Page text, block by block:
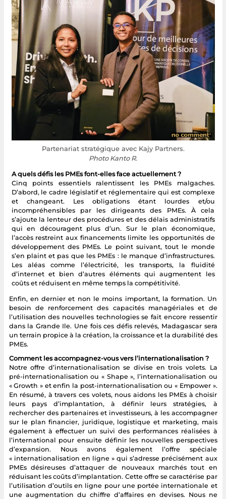
Partenariat stratégique avec Kajy Partners.
Photo Kanto R.
A quels défis les PMEs font-elles face actuellement ?
Cinq points essentiels ralentissent les PMEs malgaches.
D’abord, le cadre législatif et réglementaire qui est complexe
et changeant. Les obligations étant lourdes et/ou
incompréhensibles par les dirigeants des PMEs. À cela
s’ajoute la lenteur des procédures et des délais administratifs
qui en découragent plus d’un. Sur le plan économique,
l’accès restreint aux financements limite les opportunités de
développement des PMEs. Le point suivant, tout le monde
s’en plaint et pas que les PMEs : le manque d’infrastructures.
Les aléas comme l’électricité, les transports, la fluidité
d’internet et bien d’autres éléments qui augmentent les
coûts et réduisent en même temps la compétitivité.
Enfin, en dernier et non le moins important, la formation. Un
besoin de renforcement des capacités managériales et de
l’utilisation des nouvelles technologies se fait encore ressentir
dans la Grande Ile. Une fois ces défis relevés, Madagascar sera
un terrain propice à la création, la croissance et la durabilité des
PMEs.
Comment les accompagnez-vous vers l’internationalisation ?
Notre offre d’internationalisation se divise en trois volets. La
pré-internationalisation ou « Shape », l’internationalisation ou
« Growth » et enfin la post-internationalisation ou « Empower ».
En résumé, à travers ces volets, nous aidons les PMEs à choisir
leurs pays d’implantation, à définir leurs stratégies, à
rechercher des partenaires et investisseurs, à les accompagner
sur le plan financier, juridique, logistique et marketing, mais
également à effectuer un suivi des performances réalisées à
l’international pour ensuite définir les nouvelles perspectives
d’expansion. Nous avons également l’offre spéciale
« internationalisation en ligne » qui s’adresse précisément aux
PMEs désireuses d’attaquer de nouveaux marchés tout en
réduisant les coûts d’implantation. Cette offre se caractérise par
l’utilisation d’outils en ligne pour une portée internationale et
une augmentation du chiffre d’affaires en devises. Nous ne